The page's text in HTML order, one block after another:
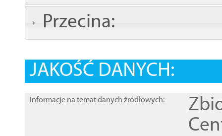
Przecina:
JAKOŚĆ DANYCH:
Informacje na temat danych źródłowych: